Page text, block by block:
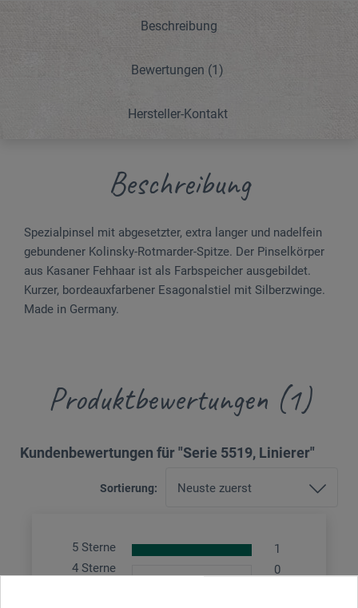
Beschreibung
Bewertungen (1)
Hersteller-Kontakt
Beschreibung
Spezialpinsel mit abgesetzter, extra langer und nadelfein
gebundener Kolinsky-Rot­marder­-Spitze. Der Pinselkörper
aus Kasaner Feh­haar ist als Farbspeicher ausgebildet.
Kurzer, bordeauxfarbener Esagonalstiel mit Silber­zwinge.
Made in Germany.
Produktbewertungen (1)
Kundenbewertungen für "Serie 5519, Linierer"
Sortierung:
5 Sterne
1
4 Sterne
0